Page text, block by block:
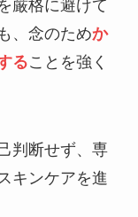
厳格に避けて
、念のためか
ることを強く
判断せず、専
キンケアを進